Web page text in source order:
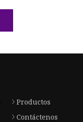
Productos
Contáctenos